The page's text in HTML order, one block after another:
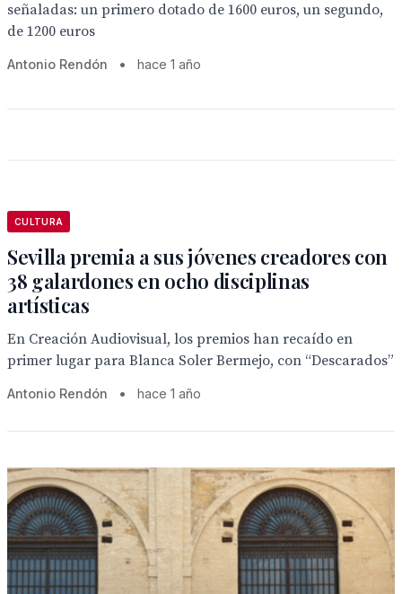
señaladas: un primero dotado de 1600 euros, un segundo,
de 1200 euros
Antonio Rendón • hace 1 año
CULTURA
Sevilla premia a sus jóvenes creadores con
38 galardones en ocho disciplinas
artísticas
En Creación Audiovisual, los premios han recaído en
primer lugar para Blanca Soler Bermejo, con “Descarados”
Antonio Rendón • hace 1 año